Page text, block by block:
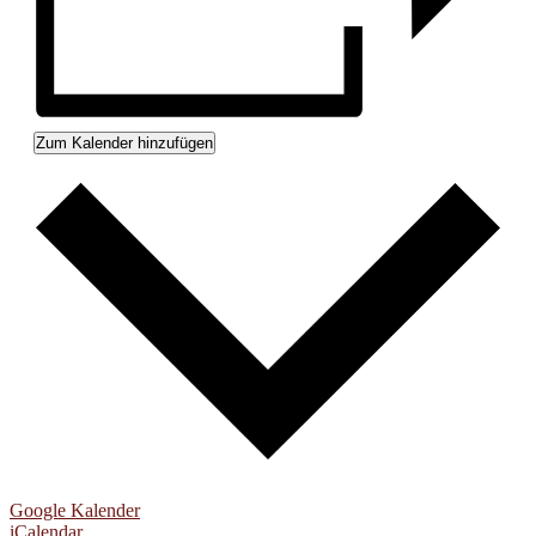
Zum Kalender hinzufügen
Google Kalender
iCalendar